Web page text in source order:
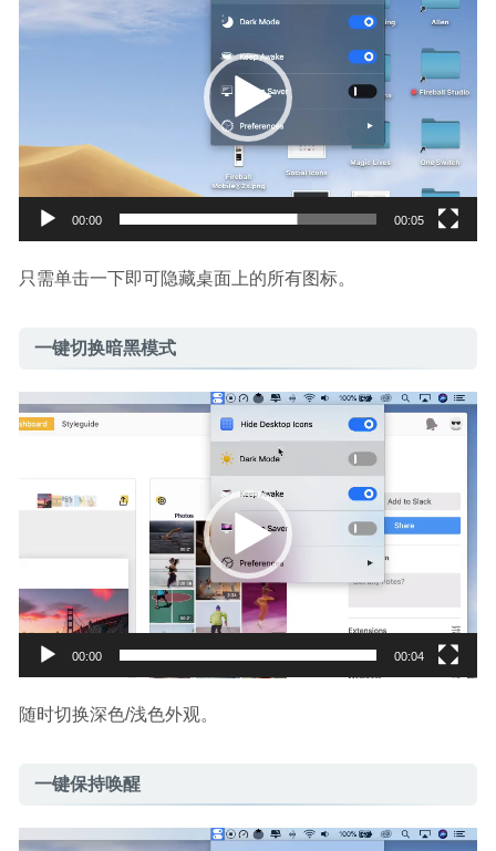
播
00:00 00:05
只需单击一下即可隐藏桌面上的所有图标。
一键切换暗黑模式
视
频
00:00 00:04
随时切换深色/浅色外观。
一键保持唤醒
视